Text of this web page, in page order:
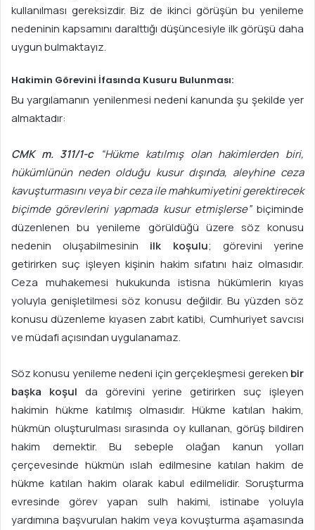
kullanılması gereksizdir. Biz de ikinci görüşün bu yenileme
nedeninin kapsamını daralttığı düşüncesiyle ilk görüşü daha
uygun bulmaktayız.
Hakimin Görevini İfasında Kusuru Bulunması:
Bu yargılamanın yenilenmesi nedeni kanunda şu şekilde yer
almaktadır:
CMK m. 311/1-c “Hükme katılmış olan hakimlerden biri,
hükümlünün neden olduğu kusur dışında, aleyhine ceza
kavuşturmasını veya bir ceza ile mahkumiyetini gerektirecek
biçimde görevlerini yapmada kusur etmişlerse” biçiminde
düzenlenen bu yenileme görüldüğü üzere söz konusu
nedenin oluşabilmesinin ilk koşulu; görevini yerine
getirirken suç işleyen kişinin hakim sıfatını haiz olmasıdır.
Ceza muhakemesi hukukunda istisna hükümlerin kıyas
yoluyla genişletilmesi söz konusu değildir. Bu yüzden söz
konusu düzenleme kıyasen zabıt katibi, Cumhuriyet savcısı
ve müdafi açısından uygulanamaz.
Söz konusu yenileme nedeni için gerçekleşmesi gereken bir
başka koşul da görevini yerine getirirken suç işleyen
hakimin hükme katılmış olmasıdır. Hükme katılan hakim,
hükmün oluşturulması sırasında oy kullanan, görüş bildiren
hakim demektir. Bu sebeple olağan kanun yolları
çerçevesinde hükmün ıslah edilmesine katılan hakim de
hükme katılan hakim olarak kabul edilmelidir. Soruşturma
evresinde görev yapan sulh hakimi, istinabe yoluyla
yardımına başvurulan hakim veya kovuşturma aşamasında